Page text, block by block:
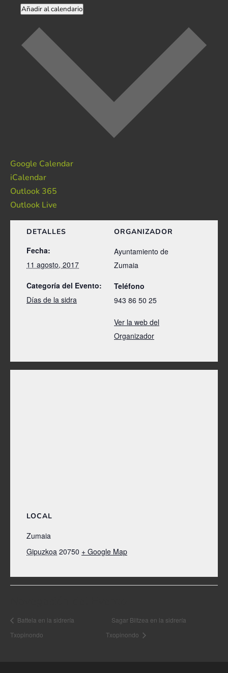
Añadir al calendario
Google Calendar
iCalendar
Outlook 365
Outlook Live
DETALLES
Fecha:
11 agosto, 2017
Categoría del Evento:
Días de la sidra
ORGANIZADOR
Ayuntamiento de
Zumaia
Teléfono
943 86 50 25
Ver la web del
Organizador
LOCAL
Zumaia
Gipuzkoa 20750 + Google Map
Battela en la sidrería
Txopinondo
Sagar Biltzea en la sidrería
Txopinondo